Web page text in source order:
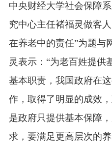
中央财经大学社会保障
究中心主任褚福灵做客
在养老中的责任”为题与
灵表示：“为老百姓提供
基本职责，我国政府在
作，取得了明显的成效
是政府只提供基本保障
求，要满足更高层次的